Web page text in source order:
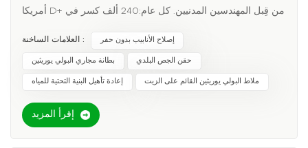
أمريكا D+ من قِبل المهندسين المدنيين. كل عام:240 ألف كسر في
المعالجةتنفق المدن مليون دولار/ميل استبدال الأنابيبالطريقة
القديمة = انتحار ماليإصلاح الأنابيب التقليدي يعني:🚧 حفر الشوارع
(الشركات تكرهك)⏳ مشاريع من 6 إلى 12 شهرًا (السائقين
يكرهونك)الحل الأكثر ذكاءً: بطانة الجص المصنوعة من مادة البولي
يوريثين القائمة على الزيتأطقم الروبوتات تقوم الآن بإصلاح الأنابيب
العلامات الساخنة : إصلاح الأنابيب بدون حفر
بطانة مجاري البولي يوريثين حقن الجص البلدي
إعادة تأهيل البنية التحتية للمياه ملاط البولي يوريثين القائم على الزيت
إقرأ المزيد